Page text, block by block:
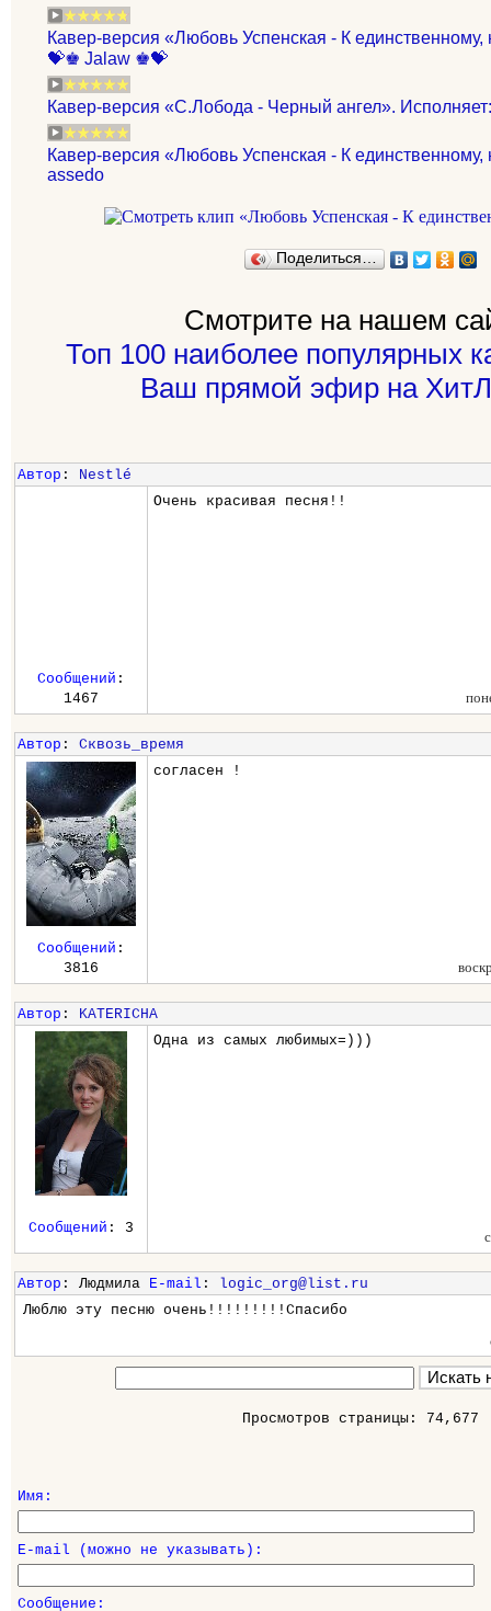
Кавер-версия «Любовь Успенская - К
💝♚ Jalaw ♚💝
Кавер-версия «С.Лобода - Черный ангел». Исполняет:
Кавер-версия «Любовь Успенская - К
assedo
Поделиться…
Смотрите на нашем
Топ 100 наиболее популярных
Ваш прямой эфир на
Автор : Nestlé
Очень красивая песня!!
Сообщений :
1467
Автор : Сквозь_время
согласен !
Сообщений :
3816
Автор : KATERICHA
Одна из самых любимых=)))
Сообщений : 3
Автор : Людмила E-mail : logic_org@list.ru
Люблю эту песню очень!!!!!!!!!Спасибо
Просмотров страницы: 74,677
Имя:
E-mail (можно не указывать):
Сообщение: